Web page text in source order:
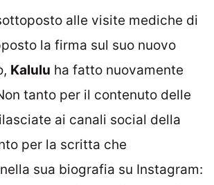
alle visite mediche di
la firma sul suo nuovo
Kalulu ha fatto nuovamente
tanto per il contenuto delle
ai canali social della
per la scritta che
sua biografia su Instagram: